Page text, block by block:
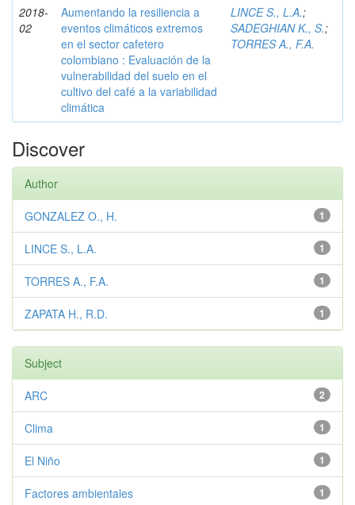
2018-
02
Aumentando la resiliencia a
eventos climáticos extremos
en el sector cafetero
colombiano : Evaluación de la
vulnerabilidad del suelo en el
cultivo del café a la variabilidad
climática
LINCE S., L.A.;
SADEGHIAN K., S.;
TORRES A., F.A.
Discover
Author
1
GONZALEZ O., H.
1
LINCE S., L.A.
1
TORRES A., F.A.
1
ZAPATA H., R.D.
Subject
2
ARC
1
Clima
1
El Niño
1
Factores ambientales